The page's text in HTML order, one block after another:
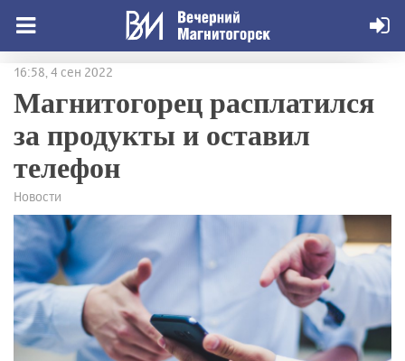
16:58, 4 сен 2022
Магнитогорец расплатился
за продукты и оставил
телефон
Новости